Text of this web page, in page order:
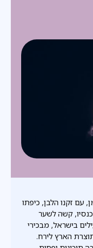
עם זקנו הלבן, כיפתו
קשה לשער
בישראל, מבכירי
הארץ לירח.